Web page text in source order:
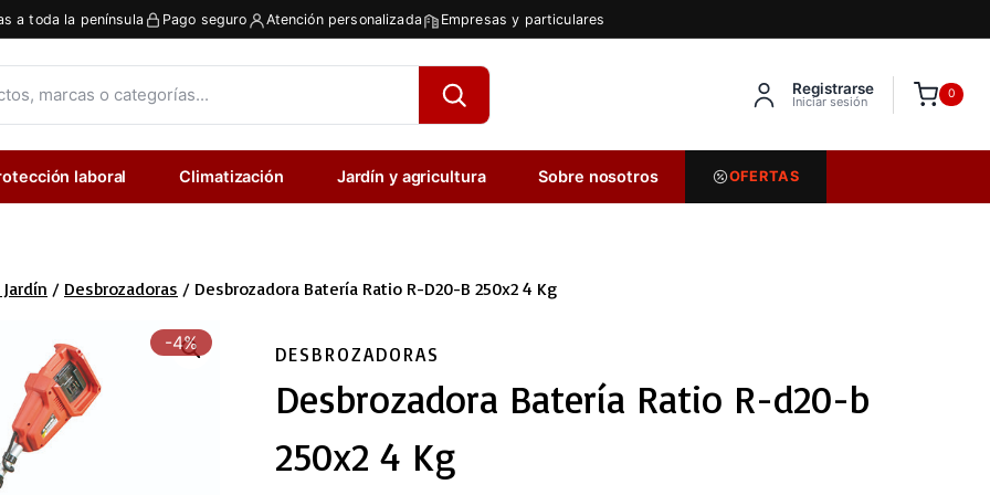
a toda la península Pago seguro Atención personalizada Empresas y particulares
Registrarse
Iniciar sesión 0
laboral Climatización Jardín y agricultura Sobre nosotros OFERTAS
/ Desbrozadoras / Desbrozadora Batería Ratio R-D20-B 250x2 4 Kg
-4% DESBROZADORAS
Desbrozadora Batería Ratio R-d20-b
250x2 4 Kg